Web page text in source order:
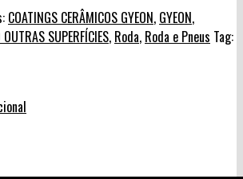
COATINGS CERÂMICOS GYEON, GYEON,
OUTRAS SUPERFÍCIES, Roda, Roda e Pneus Tag: